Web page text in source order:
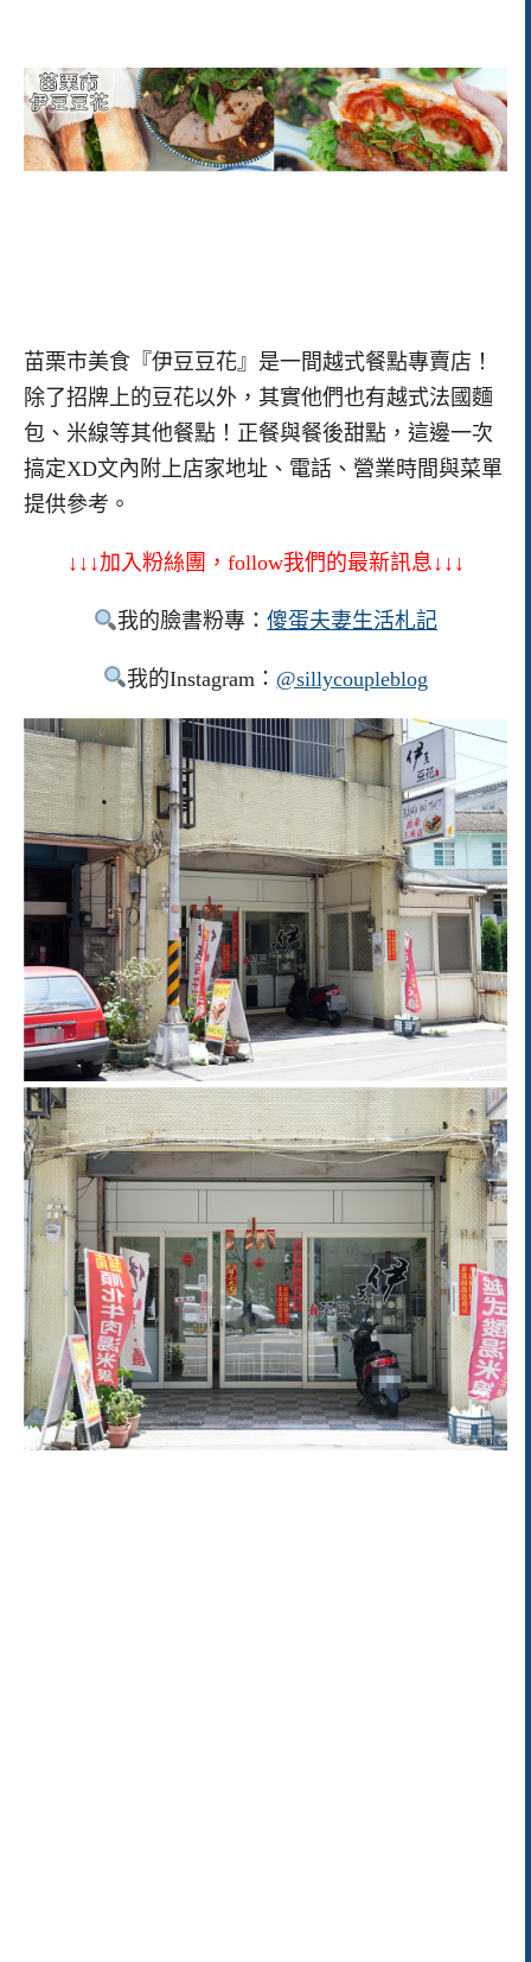
苗栗市美食『伊豆豆花』是一間越式餐點專賣店！
除了招牌上的豆花以外，其實他們也有越式法國麵
包、米線等其他餐點！正餐與餐後甜點，這邊一次
搞定XD文內附上店家地址、電話、營業時間與菜單
提供參考。
↓↓↓加入粉絲團，follow我們的最新訊息↓↓↓
我的臉書粉專：傻蛋夫妻生活札記
我的Instagram： @sillycoupleblog